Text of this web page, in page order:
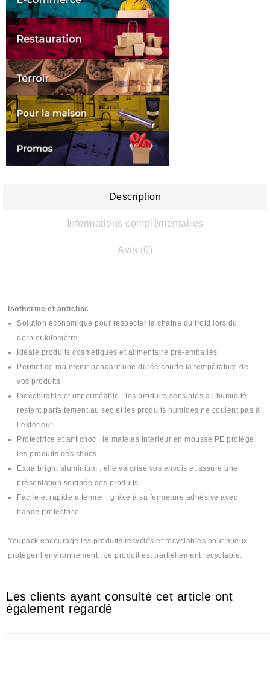
Description
Informations complémentaires
Avis (0)
Isotherme et antichoc
Solution économique pour respecter la chaine du froid lors du
dernier kilomètre
Idéale produits cosmétiques et alimentaire pré-emballés
Permet de maintenir pendant une durée courte la température de
vos produits
Indéchirable et imperméable : les produits sensibles à l’humidité
restent parfaitement au sec et les produits humides ne coulent pas à
l’extérieur
Protectrice et antichoc : le matelas intérieur en mousse PE protège
les produits des chocs.
Extra bright aluminium : elle valorise vos envois et assure une
présentation soignée des produits.
Facile et rapide à fermer : grâce à sa fermeture adhésive avec
bande protectrice.
Youpack encourage les produits recyclés et recyclables pour mieux
protéger l’environnement : ce produit est partiellement recyclable.
Les clients ayant consulté cet article ont
également regardé